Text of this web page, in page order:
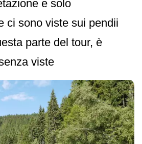
e solo
ci sono viste sui pendii
parte del tour, è
viste